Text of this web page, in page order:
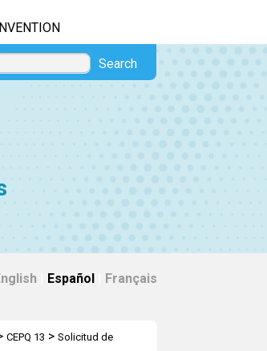
Search
Español Français
CEPQ 13 > Solicitud de